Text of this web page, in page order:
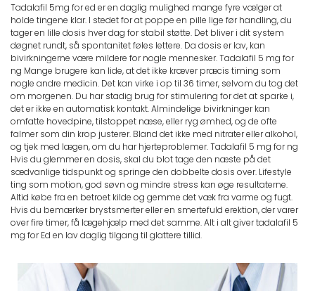
Tadalafil 5mg for ed er en daglig mulighed mange fyre vælger at
holde tingene klar. I stedet for at poppe en pille lige før handling, du
tager en lille dosis hver dag for stabil støtte. Det bliver i dit system
døgnet rundt, så spontanitet føles lettere. Da dosis er lav, kan
bivirkningerne være mildere for nogle mennesker. Tadalafil 5 mg for
ng Mange brugere kan lide, at det ikke kræver præcis timing som
nogle andre medicin. Det kan virke i op til 36 timer, selvom du tog det
om morgenen. Du har stadig brug for stimulering for det at sparke i,
det er ikke en automatisk kontakt. Almindelige bivirkninger kan
omfatte hovedpine, tilstoppet næse, eller ryg ømhed, og de ofte
falmer som din krop justerer. Bland det ikke med nitrater eller alkohol,
og tjek med lægen, om du har hjerteproblemer. Tadalafil 5 mg for ng
Hvis du glemmer en dosis, skal du blot tage den næste på det
sædvanlige tidspunkt og springe den dobbelte dosis over. Lifestyle
ting som motion, god søvn og mindre stress kan øge resultaterne.
Altid købe fra en betroet kilde og gemme det væk fra varme og fugt.
Hvis du bemærker brystsmerter eller en smertefuld erektion, der varer
over fire timer, få lægehjælp med det samme. Alt i alt giver tadalafil 5
mg for Ed en lav daglig tilgang til glattere tillid.